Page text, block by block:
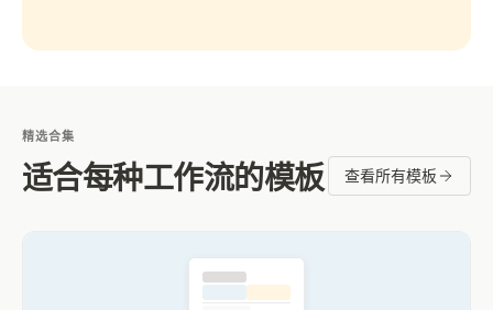
精选合集
适合每种工作流的模板 查看所有模板